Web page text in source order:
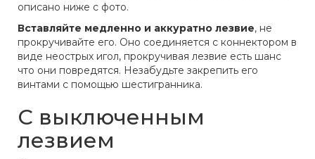
описано ниже с фото.
Вставляйте медленно и аккуратно лезвие, не
прокручивайте его. Оно соединяется с коннектором в
виде неострых игол, прокручивая лезвие есть шанс
что они повредятся. Незабудьте закрепить его
винтами с помощью шестигранника.
С выключенным
лезвием